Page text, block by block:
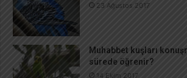
23 Ağustos 2017
Muhabbet kuşları
sürede öğrenir?
14 Ekim 2017